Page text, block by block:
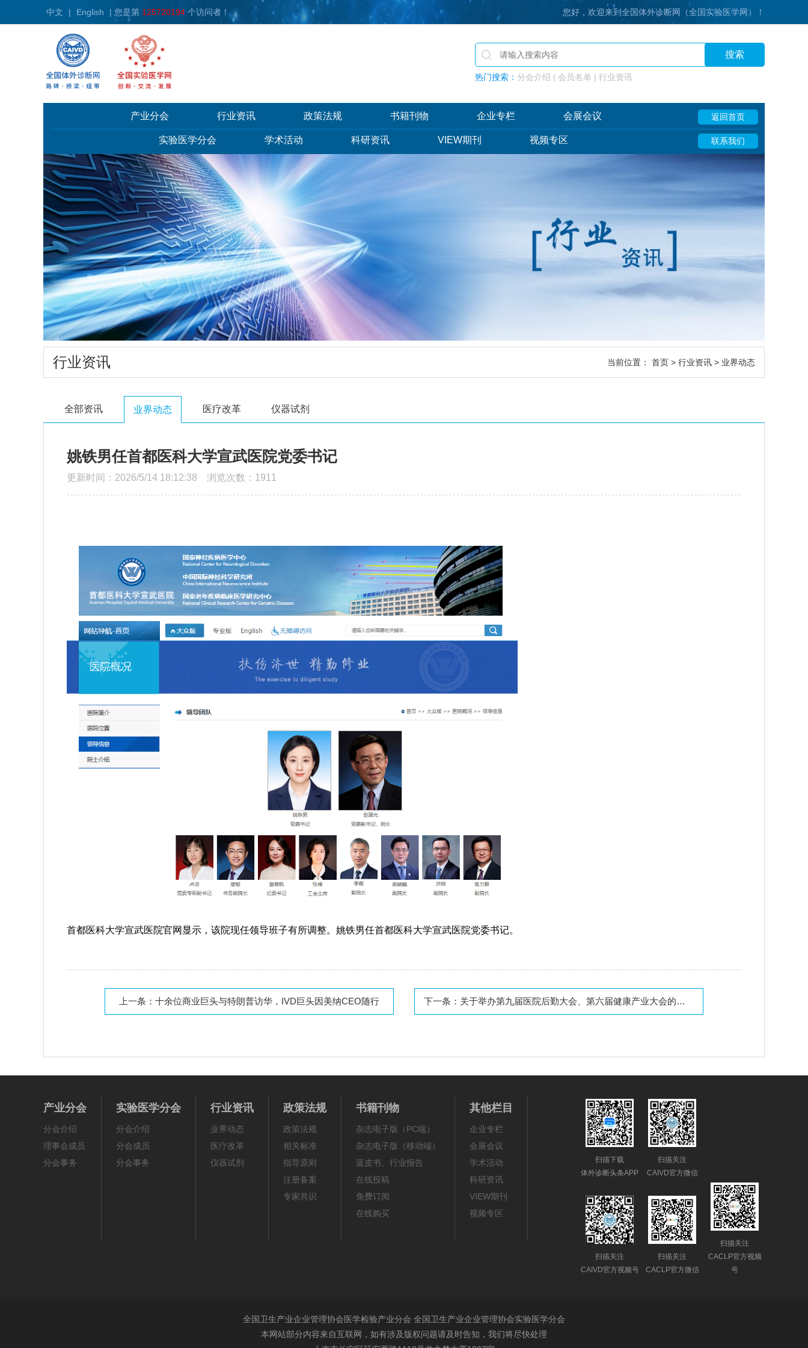
中文 | English | 您是第 125720194 个访问者！ 您好，欢迎来到全国体外诊断网（全国实验医学网）！
搜索
热门搜索： 分会介绍 | 会员名单 | 行业资讯
产业分会 行业资讯 政策法规 书籍刊物 企业专栏 会展会议 返回首页
实验医学分会 学术活动 科研资讯 VIEW期刊 视频专区 联系我们
行业资讯 当前位置： 首页 > 行业资讯 > 业界动态
全部资讯 业界动态 医疗改革 仪器试剂
姚铁男任首都医科大学宣武医院党委书记
更新时间：2026/5/14 18:12:38 浏览次数：1911
首都医科大学宣武医院官网显示，该院现任领导班子有所调整。姚铁男任首都医科大学宣武医院党委书记。
上一条：十余位商业巨头与特朗普访华，IVD巨头因美纳CEO随行 下一条： 关于举办第九届医院后勤大会、第六届健康产业大会的通知(第三轮）
产业分会
分会介绍
理事会成员
分会事务
实验医学分会
分会介绍
分会成员
分会事务
行业资讯
业界动态
医疗改革
仪器试剂
政策法规
政策法规
相关标准
指导原则
注册备案
专家共识
书籍刊物
杂志电子版（PC端）
杂志电子版（移动端）
蓝皮书、行业报告
在线投稿
免费订阅
在线购买
其他栏目
企业专栏
会展会议
学术活动
科研资讯
VIEW期刊
视频专区
扫描下载
体外诊断头条APP
扫描关注
CAIVD官方微信
扫描关注
CAIVD官方视频号
扫描关注
CACLP官方微信
扫描关注
CACLP官方视频
号
全国卫生产业企业管理协会医学检验产业分会 全国卫生产业企业管理协会实验医学分会
本网站部分内容来自互联网，如有涉及版权问题请及时告知，我们将尽快处理